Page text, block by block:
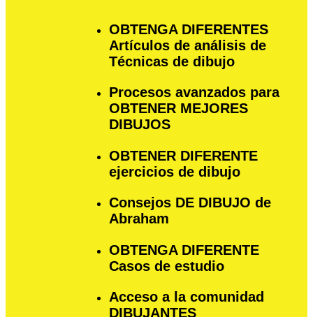
OBTENGA DIFERENTES
Artículos de análisis de
Técnicas de dibujo
Procesos avanzados para
OBTENER MEJORES
DIBUJOS
OBTENER DIFERENTE
ejercicios de dibujo
Consejos DE DIBUJO de
Abraham
OBTENGA DIFERENTE
Casos de estudio
Acceso a la comunidad
DIBUJANTES